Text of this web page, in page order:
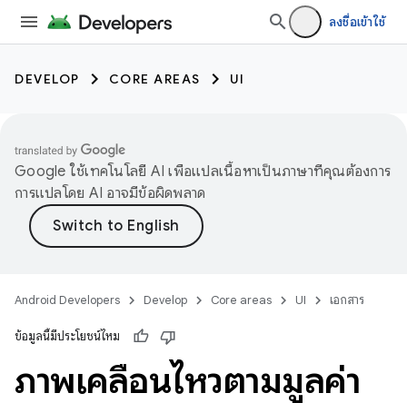
ลงชื่อเข้าใช้
DEVELOP CORE AREAS UI
Google ใช้เทคโนโลยี AI เพื่อแปลเนื้อหาเป็นภาษาที่คุณต้องการ
การแปลโดย AI อาจมีข้อผิดพลาด
Android Developers Develop Core areas UI เอกสาร
ข้อมูลนี้มีประโยชน์ไหม
ภาพเคลื่อนไหวตามมูลค่า